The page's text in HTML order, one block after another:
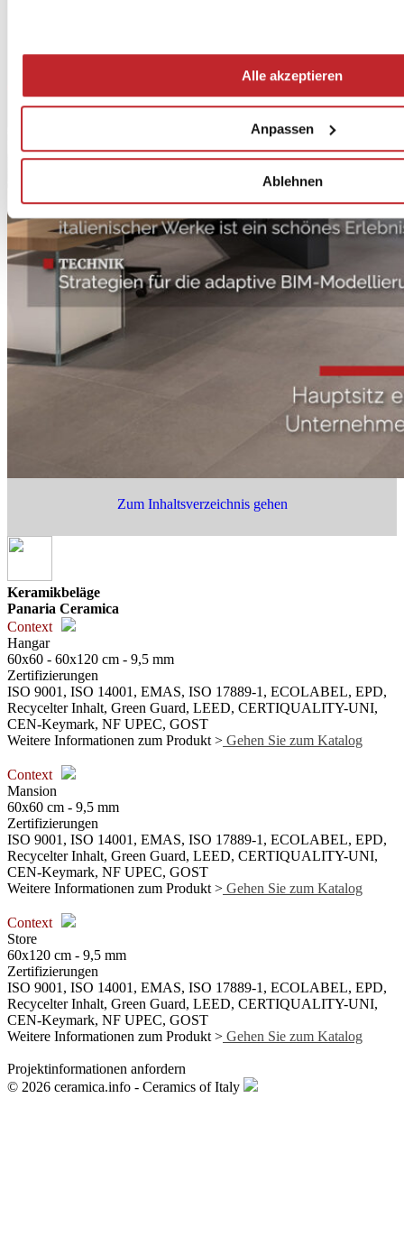
Alle akzeptieren
Anpassen
Ablehnen
Zum Inhaltsverzeichnis gehen
Keramikbeläge
Panaria Ceramica
Context
Hangar
60x60 - 60x120 cm - 9,5 mm
Zertifizierungen
ISO 9001, ISO 14001, EMAS, ISO 17889-1, ECOLABEL, EPD,
Recycelter Inhalt, Green Guard, LEED, CERTIQUALITY-UNI,
CEN-Keymark, NF UPEC, GOST
Weitere Informationen zum Produkt > Gehen Sie zum Katalog
Context
Mansion
60x60 cm - 9,5 mm
Zertifizierungen
ISO 9001, ISO 14001, EMAS, ISO 17889-1, ECOLABEL, EPD,
Recycelter Inhalt, Green Guard, LEED, CERTIQUALITY-UNI,
CEN-Keymark, NF UPEC, GOST
Weitere Informationen zum Produkt > Gehen Sie zum Katalog
Context
Store
60x120 cm - 9,5 mm
Zertifizierungen
ISO 9001, ISO 14001, EMAS, ISO 17889-1, ECOLABEL, EPD,
Recycelter Inhalt, Green Guard, LEED, CERTIQUALITY-UNI,
CEN-Keymark, NF UPEC, GOST
Weitere Informationen zum Produkt > Gehen Sie zum Katalog
Projektinformationen anfordern
© 2026 ceramica.info - Ceramics of Italy